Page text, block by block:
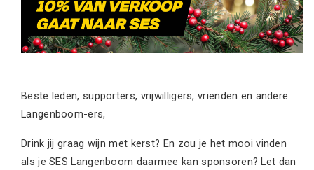
Beste leden, supporters, vrijwilligers, vrienden en andere
Langenboom-ers,
Drink jij graag wijn met kerst? En zou je het mooi vinden
als je SES Langenboom daarmee kan sponsoren? Let dan